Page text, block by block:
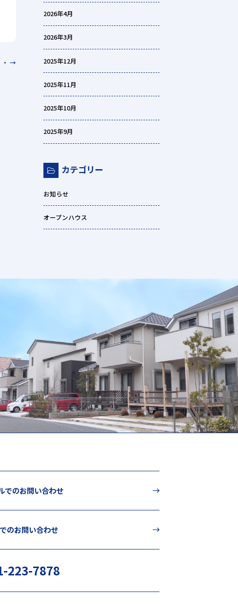
・ →
2026年4月
2026年3月
2025年12月
2025年11月
2025年10月
2025年9月
カテゴリー
お知らせ
オープンハウス
でのお問い合わせ
のお問い合わせ
223-7878